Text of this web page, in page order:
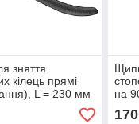
зняття
кілець прямі
L = 230 мм
на
175
170